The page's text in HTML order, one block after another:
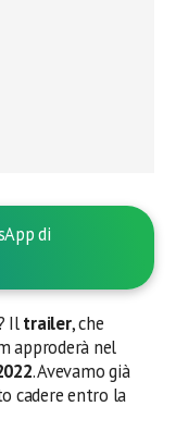
di
Iltrailer, che
approderà nel
. Avevamo già
cadere entro la